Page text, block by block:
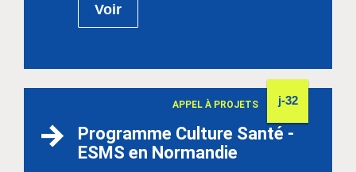
Voir
Programme Culture Santé -
ESMS en Normandie
APPEL À PROJETS j-32